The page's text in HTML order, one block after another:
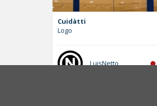
Cuidàtti
Logo
LuisNetto